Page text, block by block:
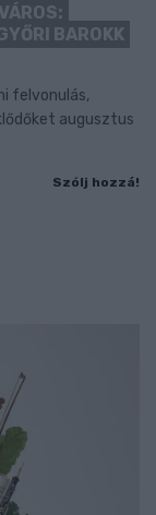
BAROKK
felvonulás,
augusztus
Szólj hozzá!